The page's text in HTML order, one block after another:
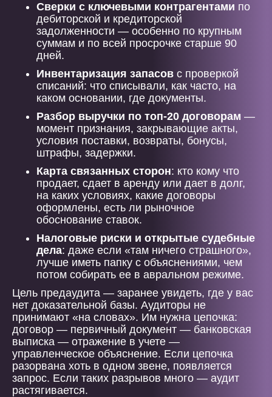
Сверки с ключевыми контрагентами по
дебиторской и кредиторской
задолженности — особенно по крупным
суммам и по всей просрочке старше 90
дней.
Инвентаризация запасов с проверкой
списаний: что списывали, как часто, на
каком основании, где документы.
Разбор выручки по топ-20 договорам —
момент признания, закрывающие акты,
условия поставки, возвраты, бонусы,
штрафы, задержки.
Карта связанных сторон: кто кому что
продает, сдает в аренду или дает в долг,
на каких условиях, какие договоры
оформлены, есть ли рыночное
обоснование ставок.
Налоговые риски и открытые судебные
дела: даже если «там ничего страшного»,
лучше иметь папку с объяснениями, чем
потом собирать ее в авральном режиме.
Цель предаудита — заранее увидеть, где у вас
нет доказательной базы. Аудиторы не
принимают «на словах». Им нужна цепочка:
договор — первичный документ — банковская
выписка — отражение в учете —
управленческое объяснение. Если цепочка
разорвана хоть в одном звене, появляется
запрос. Если таких разрывов много — аудит
растягивается.